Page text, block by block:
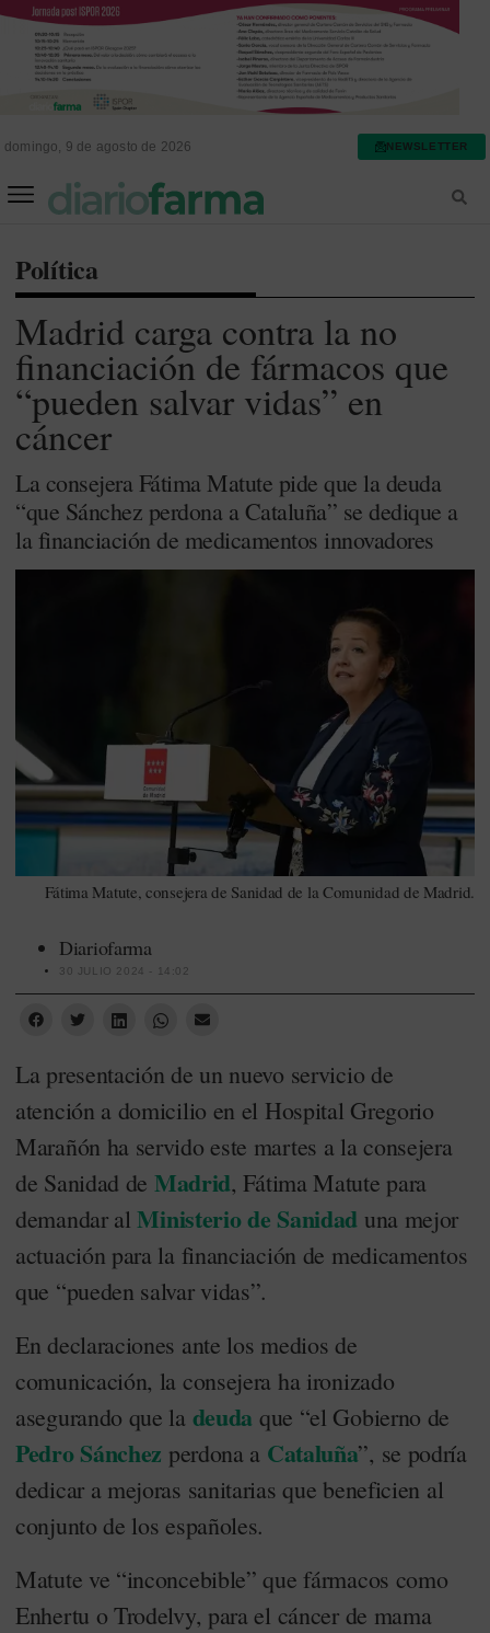
domingo, 9 de agosto de 2026 NEWSLETTER
Política
Madrid carga contra la no
financiación de fármacos que
“pueden salvar vidas” en
cáncer
La consejera Fátima Matute pide que la deuda
“que Sánchez perdona a Cataluña” se dedique a
la financiación de medicamentos innovadores
Fátima Matute, consejera de Sanidad de la Comunidad de Madrid.
Diariofarma
30 JULIO 2024 - 14:02
La presentación de un nuevo servicio de
atención a domicilio en el Hospital Gregorio
Marañón ha servido este martes a la consejera
de Sanidad de Madrid, Fátima Matute para
demandar alMinisterio de Sanidad una mejor
actuación para la financiación de medicamentos
que “pueden salvar vidas”.
En declaraciones ante los medios de
comunicación, la consejera ha ironizado
asegurando que la deuda que “el Gobierno de
Pedro Sánchez perdona a Cataluña”, se podría
dedicar a mejoras sanitarias que beneficien al
conjunto de los españoles.
Matute ve “inconcebible” que fármacos como
Enhertu o Trodelvy, para el cáncer de mama